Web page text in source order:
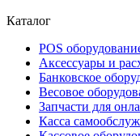
Каталог
POS
Аксессуары и
Банковское
Весовое
Запчасти для
Касса